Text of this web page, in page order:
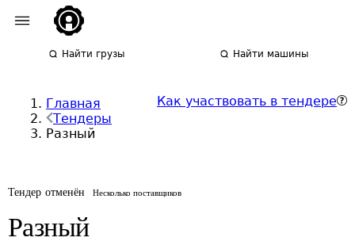
Найти грузы Найти машины
Главная
Тендеры
Разный
Как участвовать в тендере
Тендер отменён Несколько поставщиков
Разный